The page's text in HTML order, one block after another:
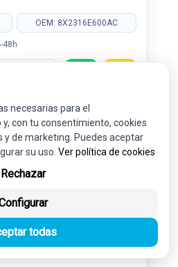
OEM: 8X2316E600AC
48h
necesarias para el
con tu consentimiento, cookies
y de marketing. Puedes aceptar
su uso. Ver política de cookies
Rechazar
todas